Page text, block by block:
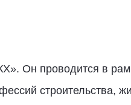
Он проводится в
строительства,